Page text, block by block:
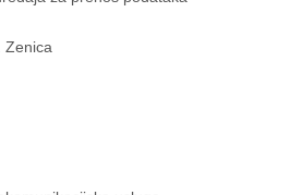
Zenica